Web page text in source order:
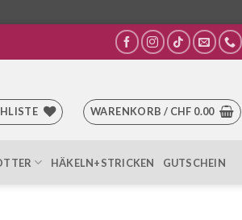
WARENKORB / CHF 0.00
HÄKELN+STRICKEN GUTSCHEIN